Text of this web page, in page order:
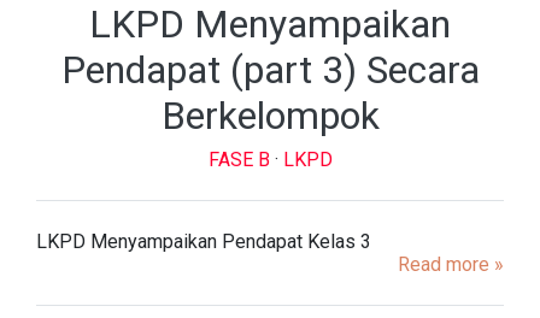
LKPD Menyampaikan
Pendapat (part 3) Secara
Berkelompok
FASE B · LKPD
LKPD Menyampaikan Pendapat Kelas 3
Read more »